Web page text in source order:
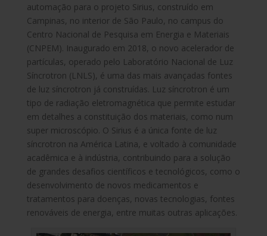
automação para o projeto Sirius, construído em
Campinas, no interior de São Paulo, no campus do
Centro Nacional de Pesquisa em Energia e Materiais
(CNPEM). Inaugurado em 2018, o novo acelerador de
partículas, operado pelo Laboratório Nacional de Luz
Síncrotron (LNLS), é uma das mais avançadas fontes
de luz síncrotron já construídas. Luz síncrotron é um
tipo de radiação eletromagnética que permite estudar
em detalhes a constituição dos materiais, como num
super microscópio. O Sirius é a única fonte de luz
síncrotron na América Latina, e voltado à comunidade
acadêmica e à indústria, contribuindo para a solução
de grandes desafios científicos e tecnológicos, como o
desenvolvimento de novos medicamentos e
tratamentos para doenças, novas tecnologias, fontes
renováveis de energia, entre muitas outras aplicações.